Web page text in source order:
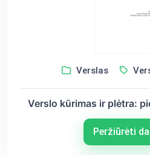
Verslas
Verslo kūrimas ir plėtra:
Peržiūrėti